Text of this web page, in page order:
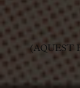
(AQUEST